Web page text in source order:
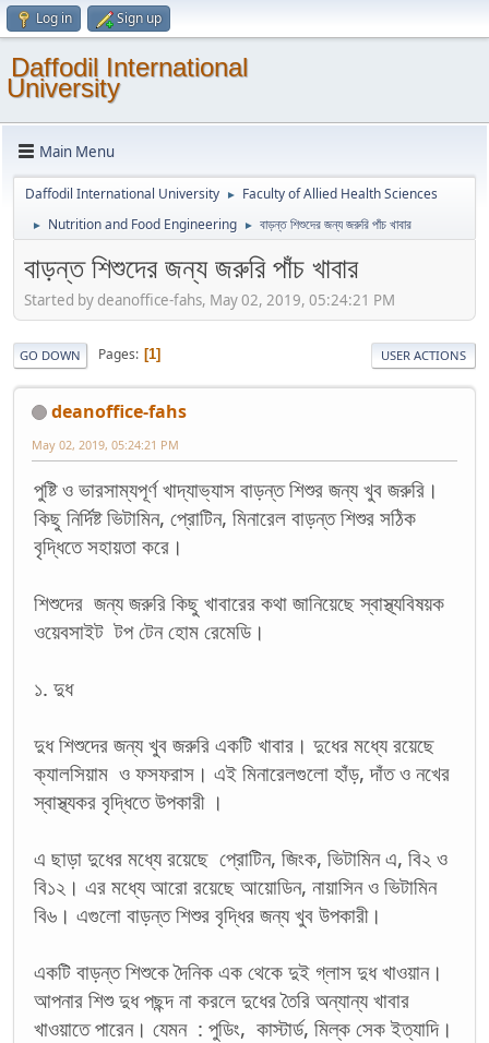
Log in Sign up
Daffodil International
University
Main Menu
Daffodil International University ► Faculty of Allied Health Sciences
► Nutrition and Food Engineering ► বাড়ন্ত শিশুদের জন্য জরুরি পাঁচ খাবার
বাড়ন্ত শিশুদের জন্য জরুরি পাঁচ খাবার
Started by deanoffice-fahs, May 02, 2019, 05:24:21 PM
GO DOWN Pages 1 USER ACTIONS
deanoffice-fahs
May 02, 2019, 05:24:21 PM
পুষ্টি ও ভারসাম্যপূর্ণ খাদ্যাভ্যাস বাড়ন্ত শিশুর জন্য খুব জরুরি।
কিছু নির্দিষ্ট ভিটামিন, প্রোটিন, মিনারেল বাড়ন্ত শিশুর সঠিক
বৃদ্ধিতে সহায়তা করে।
শিশুদের জন্য জরুরি কিছু খাবারের কথা জানিয়েছে স্বাস্থ্যবিষয়ক
ওয়েবসাইট টপ টেন হোম রেমেডি।
১. দুধ
দুধ শিশুদের জন্য খুব জরুরি একটি খাবার। দুধের মধ্যে রয়েছে
ক্যালসিয়াম ও ফসফরাস। এই মিনারেলগুলো হাঁড়, দাঁত ও নখের
স্বাস্থ্যকর বৃদ্ধিতে উপকারী ।
এ ছাড়া দুধের মধ্যে রয়েছে প্রোটিন, জিংক, ভিটামিন এ, বি২ ও
বি১২। এর মধ্যে আরো রয়েছে আয়োডিন, নায়াসিন ও ভিটামিন
বি৬। এগুলো বাড়ন্ত শিশুর বৃদ্ধির জন্য খুব উপকারী।
একটি বাড়ন্ত শিশুকে দৈনিক এক থেকে দুই গ্লাস দুধ খাওয়ান।
আপনার শিশু দুধ পছন্দ না করলে দুধের তৈরি অন্যান্য খাবার
খাওয়াতে পারেন। যেমন : পুডিং, কাস্টার্ড, মিল্ক সেক ইত্যাদি।